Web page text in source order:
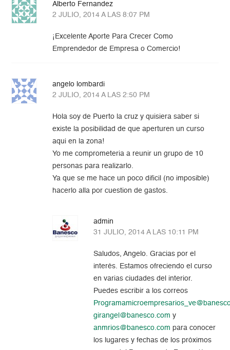
Alberto Fernandez
2 JULIO, 2014 A LAS 8:07 PM
¡Excelente Aporte Para Crecer Como
Emprendedor de Empresa o Comercio!
angelo lombardi
2 JULIO, 2014 A LAS 2:50 PM
Hola soy de Puerto la cruz y quisiera saber si
existe la posibilidad de que aperturen un curso
aqui en la zona!
Yo me comprometeria a reunir un grupo de 10
personas para realizarlo.
Ya que se me hace un poco dificil (no imposible)
hacerlo alla por cuestion de gastos.
admin
31 JULIO, 2014 A LAS 10:11 PM
Saludos, Angelo. Gracias por el
interés. Estamos ofreciendo el curso
en varias ciudades del interior.
Puedes escribir a los correos
girangel@banesco.com y
anmrios@banesco.com para conocer
los lugares y fechas de los próximos